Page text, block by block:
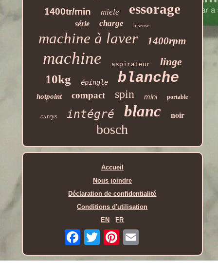
1400tr/min miele essorage
série charge hisense
machine à laver 1400rpm
machine aspirateur linge
10kg épingle blanche
hotpoint compact spin mini portable
currys intégré blanc noir
bosch
Accueil
Nous joindre
Déclaration de confidentialité
Conditions d'utilisation
EN
FR